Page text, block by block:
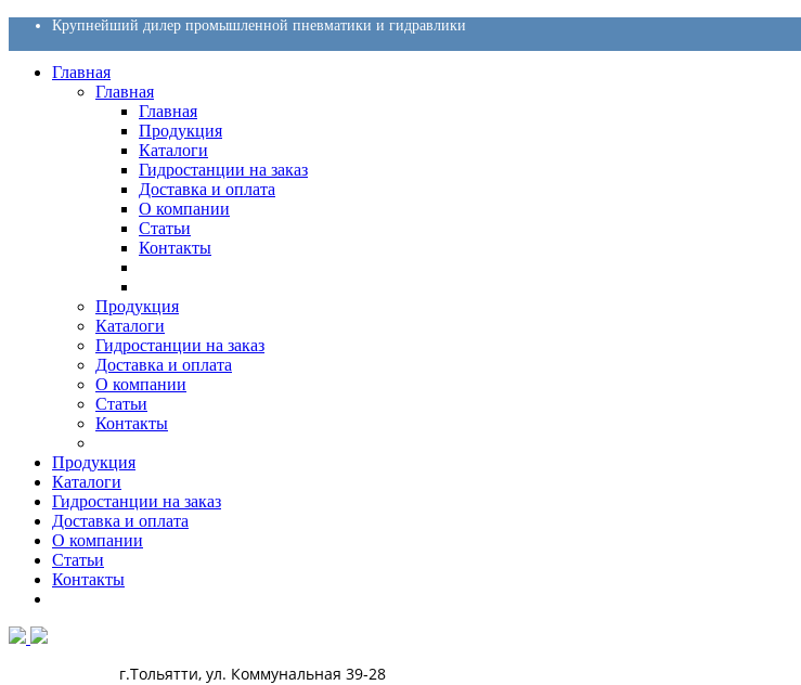
Крупнейший дилер промышленной пневматики и гидравлики
Главная
Главная
Главная
Продукция
Каталоги
Гидростанции на заказ
Доставка и оплата
О компании
Статьи
Контакты
Продукция
Каталоги
Гидростанции на заказ
Доставка и оплата
О компании
Статьи
Контакты
Продукция
Каталоги
Гидростанции на заказ
Доставка и оплата
О компании
Статьи
Контакты
г.Тольятти, ул. Коммунальная 39-28